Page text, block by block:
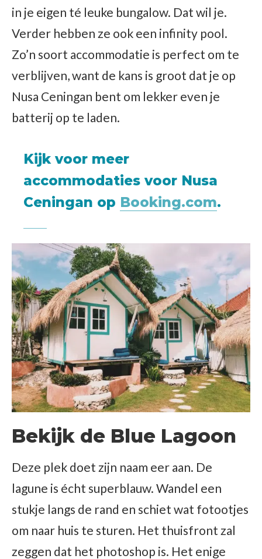
in je eigen té leuke bungalow. Dat wil je.
Verder hebben ze ook een infinity pool.
Zo’n soort accommodatie is perfect om te
verblijven, want de kans is groot dat je op
Nusa Ceningan bent om lekker even je
batterij op te laden.
Kijk voor meer
accommodaties voor Nusa
Ceningan op Booking.com.
Bekijk de Blue Lagoon
Deze plek doet zijn naam eer aan. De
lagune is écht superblauw. Wandel een
stukje langs de rand en schiet wat fotootjes
om naar huis te sturen. Het thuisfront zal
zeggen dat het photoshop is. Het enige